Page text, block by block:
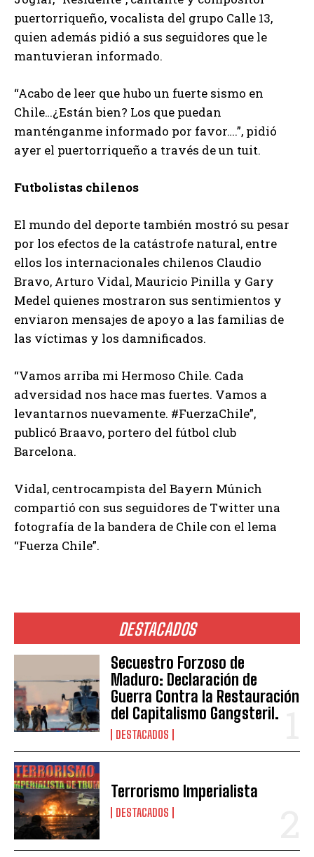
DESTACADOS
Secuestro Forzoso de
Maduro: Declaración de
Guerra Contra la Restauración
del Capitalismo Gangsteril.
DESTACADOS
Terrorismo Imperialista
DESTACADOS
puertorriqueño, vocalista del grupo Calle 13,
quien además pidió a sus seguidores que le
mantuvieran informado.
“Acabo de leer que hubo un fuerte sismo en
Chile…¿Están bien? Los que puedan
manténganme informado por favor….”, pidió
ayer el puertorriqueño a través de un tuit.
Futbolistas chilenos
El mundo del deporte también mostró su pesar
por los efectos de la catástrofe natural, entre
ellos los internacionales chilenos Claudio
Bravo, Arturo Vidal, Mauricio Pinilla y Gary
Medel quienes mostraron sus sentimientos y
enviaron mensajes de apoyo a las familias de
las víctimas y los damnificados.
“Vamos arriba mi Hermoso Chile. Cada
adversidad nos hace mas fuertes. Vamos a
levantarnos nuevamente. #FuerzaChile”,
publicó Braavo, portero del fútbol club
Barcelona.
Vidal, centrocampista del Bayern Múnich
compartió con sus seguidores de Twitter una
fotografía de la bandera de Chile con el lema
“Fuerza Chile”.